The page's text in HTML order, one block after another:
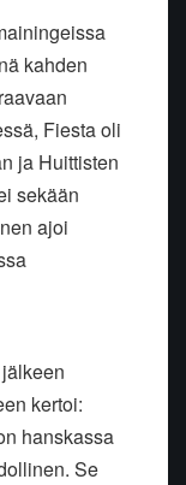
kahden
Fiesta oli
ja Huittisten
sekään
ajoi
kertoi:
hanskassa
Se